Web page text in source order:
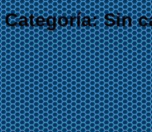
Categoría:Sin